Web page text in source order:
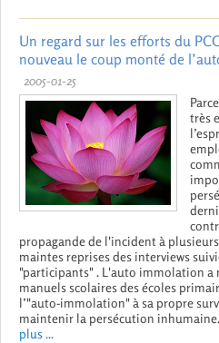
Un regard sur les efforts du
nouveau le coup monté de
2005-01-25
très
propagande de l'incident à
maintes reprises des interviews
"participants" . L'auto immolation a
manuels scolaires des écoles
l’"auto-immolation" à sa propre
maintenir la persécution inhumaine.
plus ...